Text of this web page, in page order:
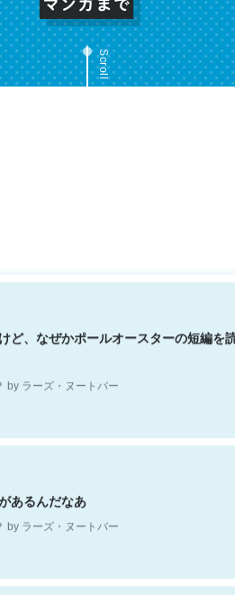
Scroll
ーなんだろうなと凄く思う。英語少し
。Let’s Fucking Go. Then Covid hit.
ラーズ・ヌートバー
ど、なぜかポールオースターの短編を
ラーズ・ヌートバー
あるんだなあ
ラーズ・ヌートバー